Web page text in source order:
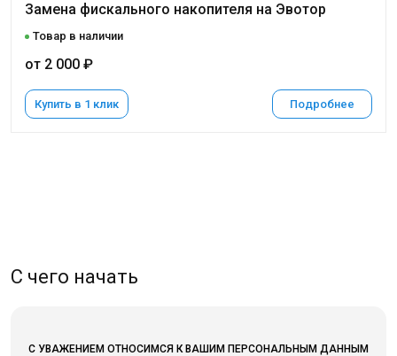
Замена фискального накопителя на Эвотор
Товар в наличии
от 2 000 ₽
Купить в 1 клик Подробнее
С чего начать
С УВАЖЕНИЕМ ОТНОСИМСЯ К ВАШИМ ПЕРСОНАЛЬНЫМ ДАННЫМ